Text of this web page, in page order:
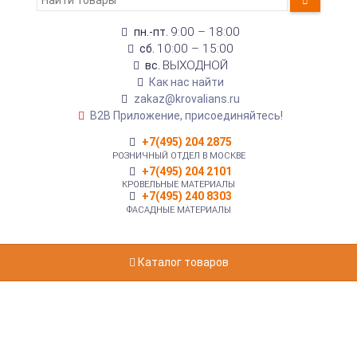
пн.-пт. 9:00 – 18:00
сб. 10:00 – 15:00
вс. ВЫХОДНОЙ
Как нас найти
zakaz@krovalians.ru
B2B Приложение, присоединяйтесь!
+7(495) 204 2875
РОЗНИЧНЫЙ ОТДЕЛ В МОСКВЕ
+7(495) 204 2101
КРОВЕЛЬНЫЕ МАТЕРИАЛЫ
+7(495) 240 8303
ФАСАДНЫЕ МАТЕРИАЛЫ
Каталог товаров